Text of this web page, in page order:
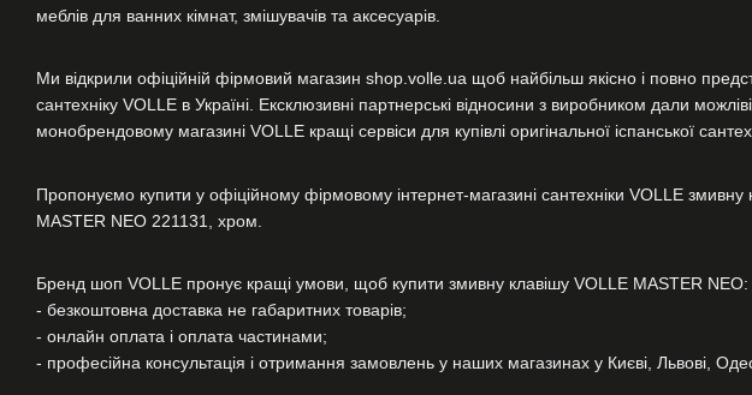
меблів для ванних кімнат, змішувачів та аксесуарів.
Ми відкрили офіційній фірмовий магазин shop.volle.ua щоб найбільш якісно і повно
сантехніку VOLLE в Україні. Ексклюзивні партнерські відносини з виробником дали
монобрендовому магазині VOLLE кращі сервіси для купівлі оригінальної іспанської
Пропонуємо купити у офіційному фірмовому інтернет-магазині сантехніки VOLLE змивну
MASTER NEO 221131, хром.
Бренд шоп VOLLE пронує кращі умови, щоб купити змивну клавішу VOLLE MASTER NEO:
- безкоштовна доставка не габаритних товарів;
- онлайн оплата і оплата частинами;
- професійна консультація і отримання замовлень у наших магазинах у Києві, Львові,